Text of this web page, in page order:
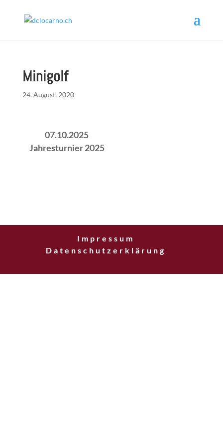
Minigolf
24. August, 2020
07.10.2025
Jahresturnier 2025
Impressum
Datenschutzerklärung